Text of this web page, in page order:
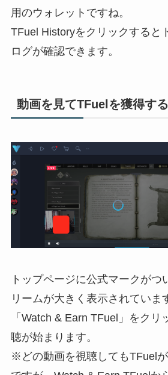
用のウォレットですね。
TFuel Historyをクリックすると
ログが確認できます。
動画を見てTFuelを獲得する
トップページに公式マークがつ
リームが大きく表示されていま
「Watch & Earn TFuel」をクリ
聴が始まります。
※どの動画を視聴してもTFuel